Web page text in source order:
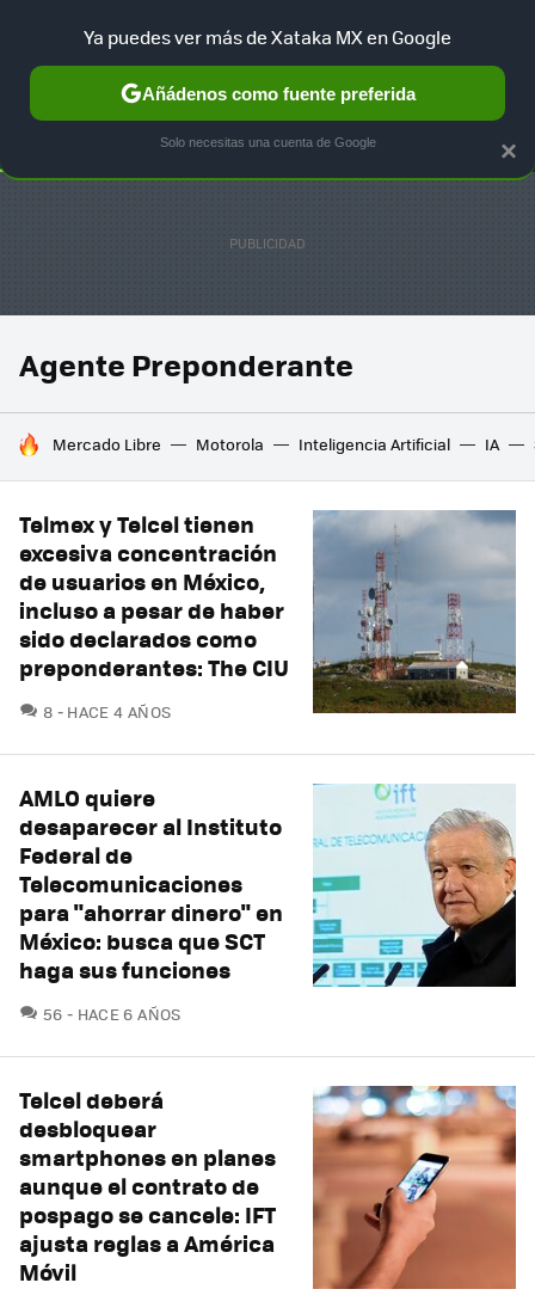
SELECCIÓN GAMING HOME AUTO TERRITORIO
Agente Preponderante
HOY SE HABLA DE
Mercado Libre Motorola Inteligencia Artificial IA
Telmex y Telcel tienen
excesiva concentración
de usuarios en México,
incluso a pesar de haber
sido declarados como
preponderantes: The CIU
8 COMENTARIOS
HACE 4 AÑOS
AMLO quiere
desaparecer al Instituto
Federal de
Telecomunicaciones
para "ahorrar dinero" en
México: busca que SCT
haga sus funciones
56 COMENTARIOS
HACE 6 AÑOS
Telcel deberá
desbloquear
smartphones en planes
aunque el contrato de
pospago se cancele: IFT
ajusta reglas a América
Móvil
×
Ya puedes ver más de Xataka MX en Google
Añádenos como fuente preferida
Solo necesitas una cuenta de Google